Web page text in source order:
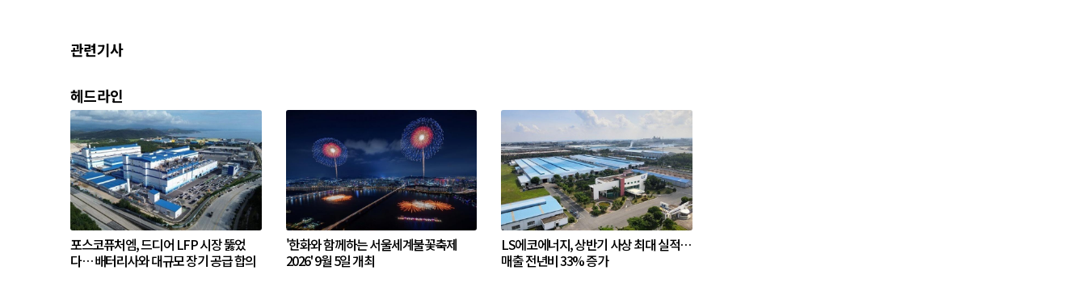
관련기사
헤드라인
포스코퓨처엠, 드디어 LFP 시장 뚫었
다… 배터리사와 대규모 장기 공급 합의
'한화와 함께하는 서울세계불꽃축제
2026' 9월 5일 개최
LS에코에너지, 상반기 사상 최대 실적…
매출 전년비 33% 증가